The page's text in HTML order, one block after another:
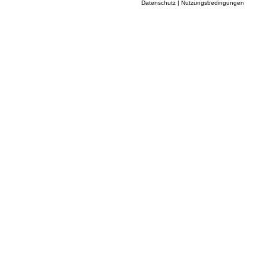
Datenschutz | Nutzungsbedingungen